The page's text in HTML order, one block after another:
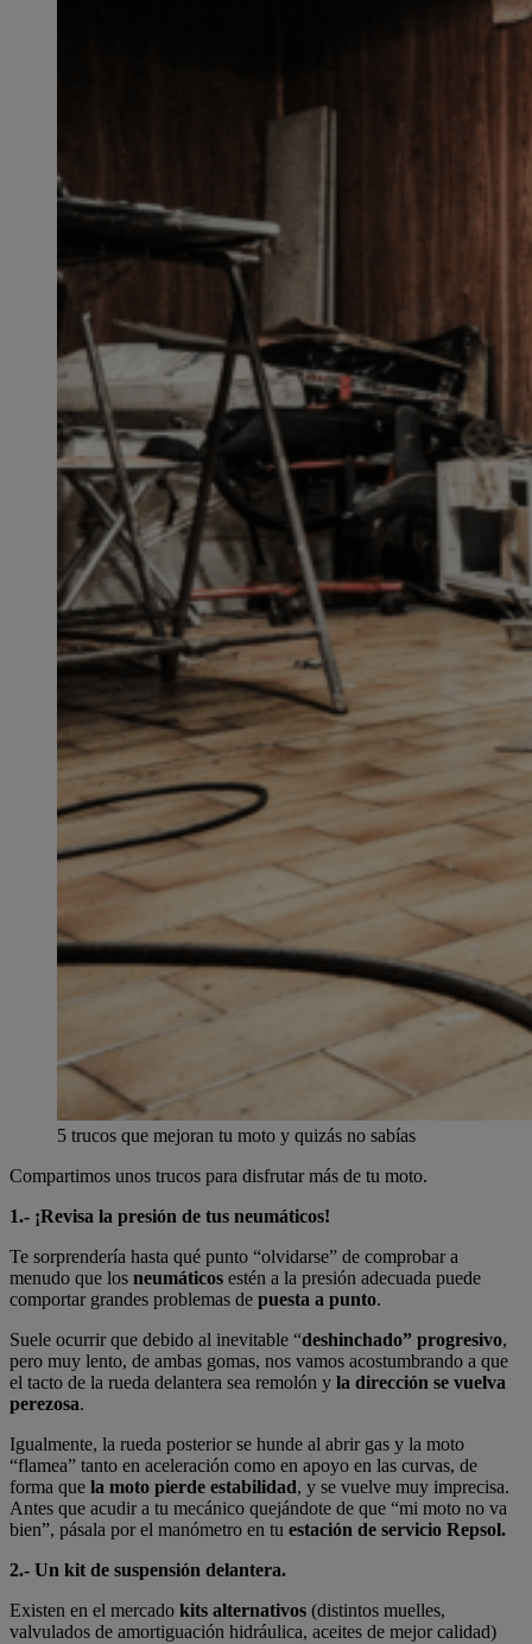
5 trucos que mejoran tu moto y quizás no sabías
Compartimos unos trucos para disfrutar más de tu moto.
1.- ¡Revisa la presión de tus neumáticos!
Te sorprendería hasta qué punto “olvidarse” de comprobar a
menudo que los neumáticos estén a la presión adecuada puede
comportar grandes problemas de puesta a punto.
Suele ocurrir que debido al inevitable “deshinchado” progresivo,
pero muy lento, de ambas gomas, nos vamos acostumbrando a que
el tacto de la rueda delantera sea remolón y la dirección se vuelva
perezosa.
Igualmente, la rueda posterior se hunde al abrir gas y la moto
“flamea” tanto en aceleración como en apoyo en las curvas, de
forma que la moto pierde estabilidad, y se vuelve muy imprecisa.
Antes que acudir a tu mecánico quejándote de que “mi moto no va
bien”, pásala por el manómetro en tu estación de servicio Repsol.
2.- Un kit de suspensión delantera.
Existen en el mercado kits alternativos (distintos muelles,
valvulados de amortiguación hidráulica, aceites de mejor calidad)